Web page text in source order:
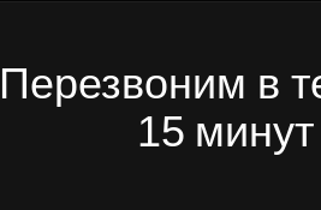
Перезвоним в
15 минут